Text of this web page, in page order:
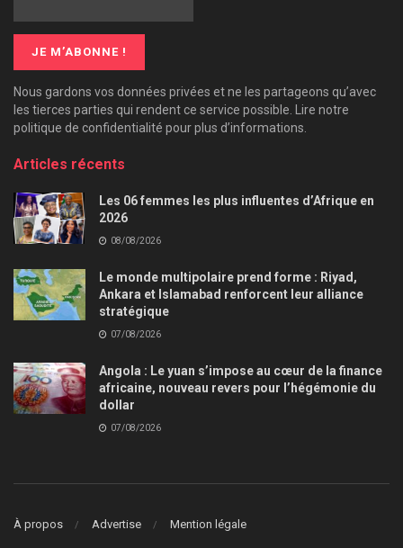
Nous gardons vos données privées et ne les partageons qu’avec
les tierces parties qui rendent ce service possible. Lire notre
politique de confidentialité pour plus d’informations.
Articles récents
Les 06 femmes les plus influentes d’Afrique en
2026
08/08/2026
Le monde multipolaire prend forme : Riyad,
Ankara et Islamabad renforcent leur alliance
stratégique
07/08/2026
Angola : Le yuan s’impose au cœur de la finance
africaine, nouveau revers pour l’hégémonie du
dollar
07/08/2026
À propos Advertise Mention légale